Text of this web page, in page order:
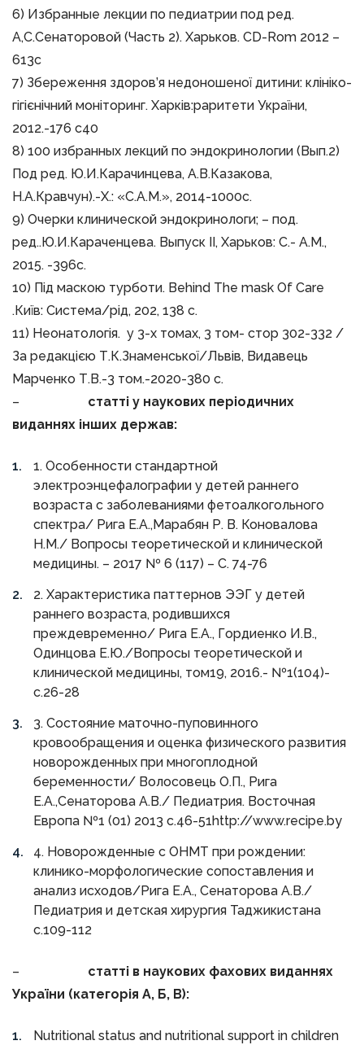
6) Избранные лекции по педиатрии под ред.
А,С.Сенаторовой (Часть 2). Харьков. CD-Rom 2012 –
613с
7) Збереження здоров’я недоношеної дитини: клініко-
гігієнічний моніторинг. Харків:раритети України,
2012.-176 с40
8) 100 избранных лекций по эндокринологии (Вып.2)
Под ред. Ю.И.Карачинцева, А.В.Казакова,
Н.А.Кравчун).-Х.: «С.А.М.», 2014-1000с.
9) Очерки клинической эндокринологи; – под.
ред..Ю.И.Караченцева. Выпуск II, Харьков: С.- А.М.,
2015. -396с.
10) Під маскою турботи. Behind The mask Of Сare
.Київ: Система/рід, 202, 138 с.
11) Неонатологія. у 3-х томах, 3 том- стор 302-332 /
За редакцією Т.К.Знаменської/Львів, Видавець
Марченко Т.В.-3 том.-2020-380 с.
– статті у наукових періодичних
виданнях інших держав:
1. Особенности стандартной
электроэнцефалографии у детей раннего
возраста с заболеваниями фетоалкогольного
спектра/ Рига Е.А.,Марабян Р. В. Коновалова
Н.М./ Вопросы теоретической и клинической
медицины. – 2017 № 6 (117) – С. 74-76
2. Характеристика паттернов ЭЭГ у детей
раннего возраста, родившихся
преждевременно/ Рига Е.А., Гордиенко И.В.,
Одинцова Е.Ю./Вопросы теоретической и
клинической медицины, том19, 2016.- №1(104)-
с.26-28
3. Состояние маточно-пуповинного
кровообращения и оценка физического развития
новорожденных при многоплодной
беременности/ Волосовець О.П., Рига
Е.А.,Сенаторова А.В./ Педиатрия. Восточная
Европа №1 (01) 2013 с.46-51http://www.recipe.by
4. Новорожденные с ОНМТ при рождении:
клинико-морфологические сопоставления и
анализ исходов/Рига Е.А., Сенаторова А.В./
Педиатрия и детская хирургия Таджикистана
с.109-112
– статті в наукових фахових виданнях
України (категорія А, Б, В):
Nutritional status and nutritional support in children